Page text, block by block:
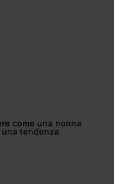
come una nonna
tendenza